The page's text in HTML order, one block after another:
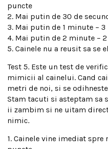
puncte
2. Mai putin de 30 de
3. Mai putin de 1 minute –
4. Mai putin de 2 minute –
5. Cainele nu a reusit sa se
Test 5. Este un test de
mimicii al cainelui. Cand
metri de noi, si se
Stam tacuti si asteptam sa
ii zambim si ne uitam
nimic.
1. Cainele vine imediat spre